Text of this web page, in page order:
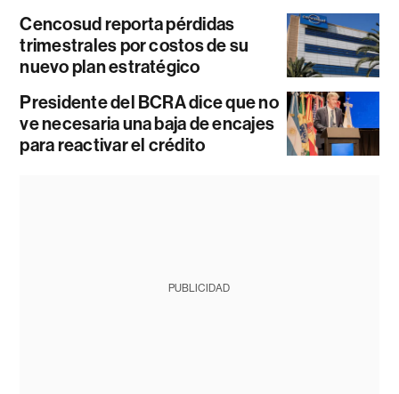
Cencosud reporta pérdidas
trimestrales por costos de su
nuevo plan estratégico
Presidente del BCRA dice que no
ve necesaria una baja de encajes
para reactivar el crédito
PUBLICIDAD